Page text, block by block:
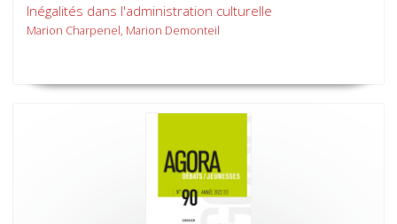
Inégalités dans l'administration culturelle
Marion Charpenel, Marion Demonteil